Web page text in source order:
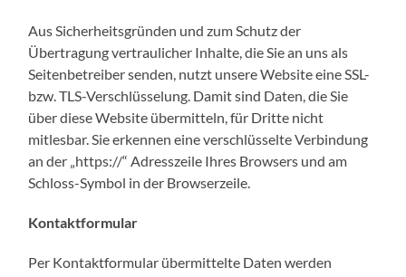
Aus Sicherheitsgründen und zum Schutz der
Übertragung vertraulicher Inhalte, die Sie an uns als
Seitenbetreiber senden, nutzt unsere Website eine SSL-
bzw. TLS-Verschlüsselung. Damit sind Daten, die Sie
über diese Website übermitteln, für Dritte nicht
mitlesbar. Sie erkennen eine verschlüsselte Verbindung
an der „https://“ Adresszeile Ihres Browsers und am
Schloss-Symbol in der Browserzeile.
Kontaktformular
Per Kontaktformular übermittelte Daten werden